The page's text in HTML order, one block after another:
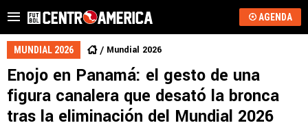
AGENDA
MUNDIAL 2026 Mundial 2026
Enojo en Panamá: el gesto de una
figura canalera que desató la bronca
tras la eliminación del Mundial 2026